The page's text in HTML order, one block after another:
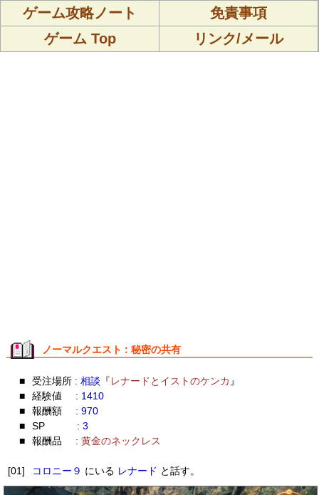
ゲーム攻略ノート
免責事項
ゲーム Top
リンク/メール
ノーマルクエスト : 秘密の共有
■ 受注場所 : 相談 『レナードとイストのケンカ 』
■
経験値
: 1410
■
報酬額
: 970
■
SP
: 3
■
報酬品 : 黄金のネックレス
[01] コロニー９ にいる レナード と話す。